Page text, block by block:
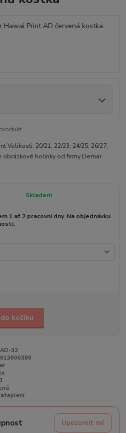
Velikosti: 20/21, 22/23, 24/25, 26/27,
obrázkové holinky od firmy Demar.
Skladem
1 až 2 pracovní dny. Na objednávku
košíku
32
Upozornit mě